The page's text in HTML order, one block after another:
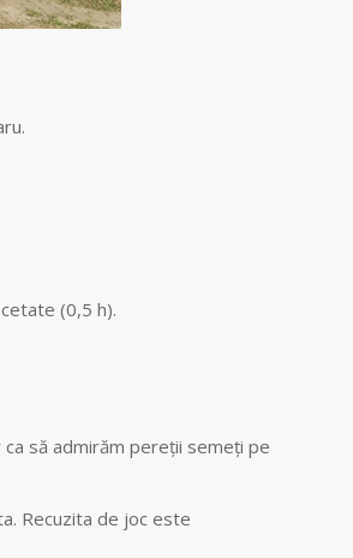
(0,5 h).
ca să admirăm pereții semeți pe
Recuzita de joc este